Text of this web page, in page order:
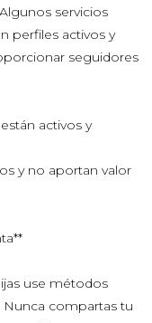
servicios
perfiles activos y
seguidores
activos y
y no aportan valor
use métodos
Nunca compartas tu